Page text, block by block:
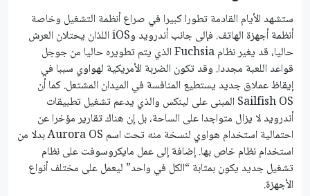
ستشهد الأيام القادمة تطورا كبيرا في صراع أنظمة التشغيل وخاصة
أنظمة أجهزة الهاتف. فإلى جانب أندرويد وiOS اللذان يحتلان العرش
حاليا، قد يغير نظام Fuchsia الذي يتم تطويره حاليا من جوجل
قواعد اللعبة مجددا. وقد تكون الضربة الأمريكية لهواوي سببا في
إيقاظ عملاق جديد يستطيع المنافسة في الميدان المشتعل. كما أن
Sailfish OS المبنى على لينكس والذي يدعم تشغيل تطبيقات
أندرويد لا يزال متواجدا على الساحة، بل إن هناك تقارير مؤخرا عن
احتمالية استخدام هواوي لنسخة منه تحت اسم Aurora OS بدلا من
استخدام نظام خاص بها. إضافة إلى عمل مايكروسوفت على نظام
تشغيل جديد يكون بمثابة “الكل في واحد” ليعمل على مختلف أنواع
الأجهزة.